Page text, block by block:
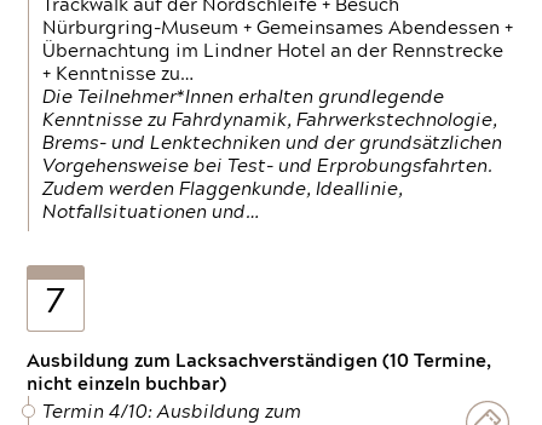
Trackwalk auf der Nordschleife + Besuch
Nürburgring-Museum + Gemeinsames Abendessen +
Übernachtung im Lindner Hotel an der Rennstrecke
+ Kenntnisse zu…
Die Teilnehmer*Innen erhalten grundlegende
Kenntnisse zu Fahrdynamik, Fahrwerkstechnologie,
Brems- und Lenktechniken und der grundsätzlichen
Vorgehensweise bei Test- und Erprobungsfahrten.
Zudem werden Flaggenkunde, Ideallinie,
Notfallsituationen und…
7
Ausbildung zum Lacksachverständigen (10 Termine,
nicht einzeln buchbar)
Termin 4/10: Ausbildung zum